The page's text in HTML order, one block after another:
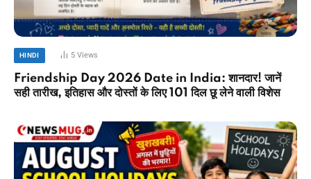
HINDI 5 Views
Friendship Day 2026 Date in India: शानदार! जानें
सही तारीख, इतिहास और दोस्तों के लिए 101 दिल छू लेने वाली विशेस